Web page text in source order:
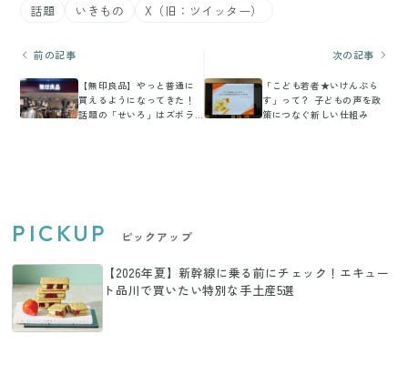
話題 いきもの X（旧：ツイッター）
前の記事
【無印良品】やっと普通に
買えるようになってきた！
話題の「せいろ」はズボラ
次の記事
「こども若者★いけんぷら
す」って？ 子どもの声を政
策につなぐ新しい仕組み
PICKUP ピックアップ
【2026年夏】新幹線に乗る前にチェック！エキュー
ト品川で買いたい特別な手土産5選